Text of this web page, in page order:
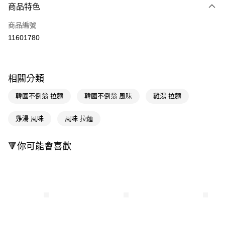
POYA支付
信用卡一次付款
悠遊付
Google Pay
商品特色
商品編號
11601780
相關分類
韓國不倒翁 拉麵 韓國不倒翁 風味 雞湯 拉麵
雞湯 風味 風味 拉麵
🔻你可能會喜歡